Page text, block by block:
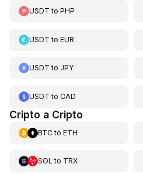
USDT to PHP
USDT to EUR
USDT to JPY
USDT to CAD
Cripto a Cripto
BTCto ETH
SOL to TRX